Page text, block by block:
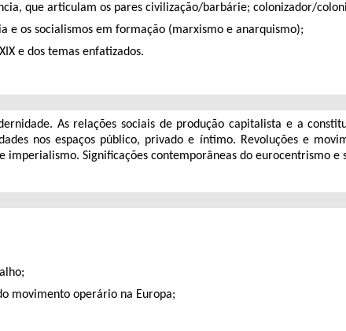
que articulam os pares civilização/barbárie; colonizador/
e os socialismos em formação (marxismo e anarquismo);
e dos temas enfatizados.
As relações sociais de produção capitalista e a
nos espaços público, privado e íntimo. Revoluções e
Significações contemporâneas do eurocentrismo e
movimento operário na Europa;